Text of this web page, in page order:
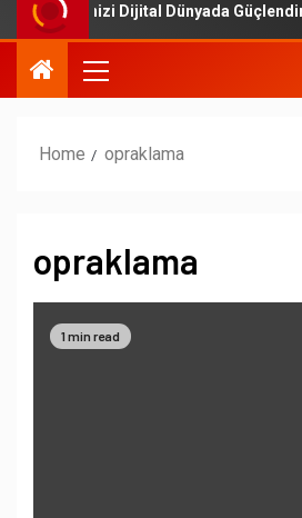
İşletmenizi Dijital Dünyada Güçlendirin
Home opraklama
opraklama
1 min read